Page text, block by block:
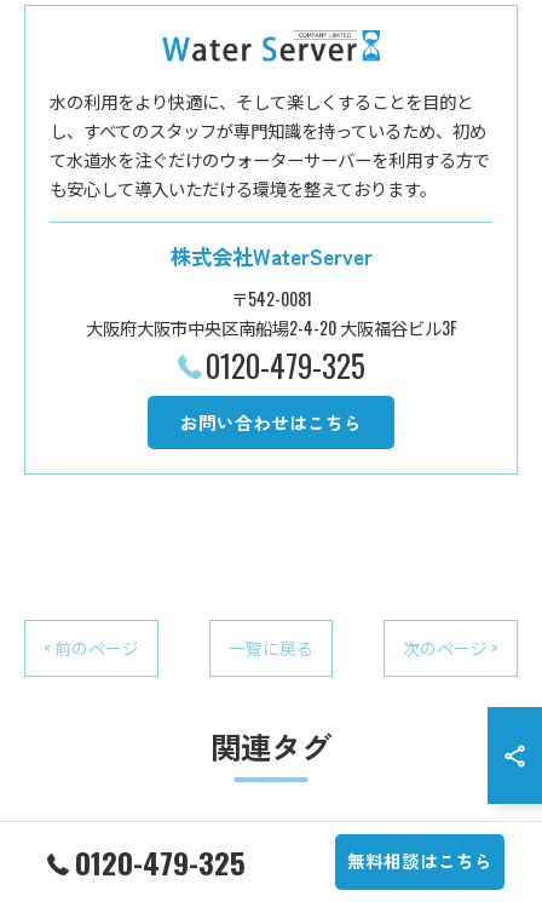
水の利用をより快適に、そして楽しくすることを目的と
し、すべてのスタッフが専門知識を持っているため、初め
て水道水を注ぐだけのウォーターサーバーを利用する方で
も安心して導入いただける環境を整えております。
株式会社WaterServer
〒542-0081
大阪府大阪市中央区南船場2-4-20 大阪福谷ビル3F
0120-479-325
お問い合わせはこちら
< 前のページ 一覧に戻る 次のページ >
関連タグ
#ウォーターサーバー #快適
#便利
0120-479-325 無料相談はこちら